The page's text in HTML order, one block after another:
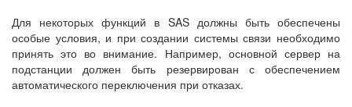
Для некоторых функций в SAS должны быть обеспечены
особые условия, и при создании системы связи необходимо
принять это во внимание. Например, основной сервер на
подстанции должен быть резервирован с обеспечением
автоматического переключения при отказах.